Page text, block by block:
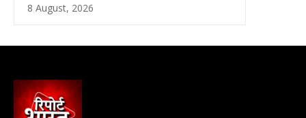
8 August, 2026